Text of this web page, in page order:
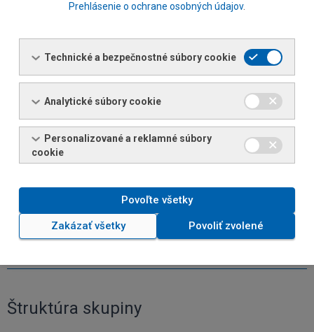
Bytčická 12, 011 45 Žilina
Dátum vzniku:
Základný kapitál:
32 719 006 EUR
Žilina, oddiel Sa, vložka 10315/L.
Štruktúra skupiny
Prehlásenie o ochrane osobných údajov.
Technické a bezpečnostné súbory cookie
Analytické súbory cookie
Personalizované a reklamné súbory
cookie
Povoľte všetky
Zakázať všetky Povoliť zvolené